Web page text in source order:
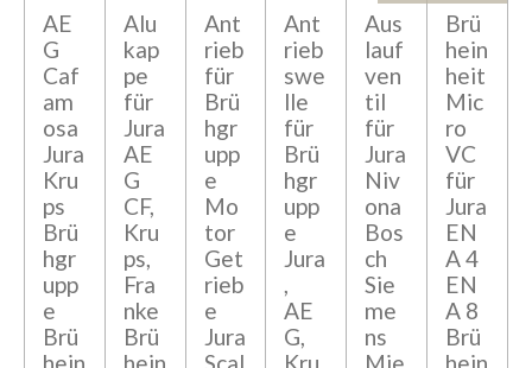
AE
G
Caf
am
osa
Jura
Kru
ps
Brü
hgr
upp
e
Brü
hein
Alu
kap
pe
für
Jura
AE
G
CF,
Kru
ps,
Fra
nke
Brü
hein
Ant
rieb
für
Brü
hgr
upp
e
Mo
tor
Get
rieb
e
Jura
Scal
Ant
rieb
swe
lle
für
Brü
hgr
upp
e
Jura
,
AE
G,
Kru
Aus
lauf
ven
til
für
Jura
Niv
ona
Bos
ch
Sie
me
ns
Mie
Brü
hein
heit
Mic
ro
VC
für
Jura
EN
A 4
EN
A 8
Brü
hein